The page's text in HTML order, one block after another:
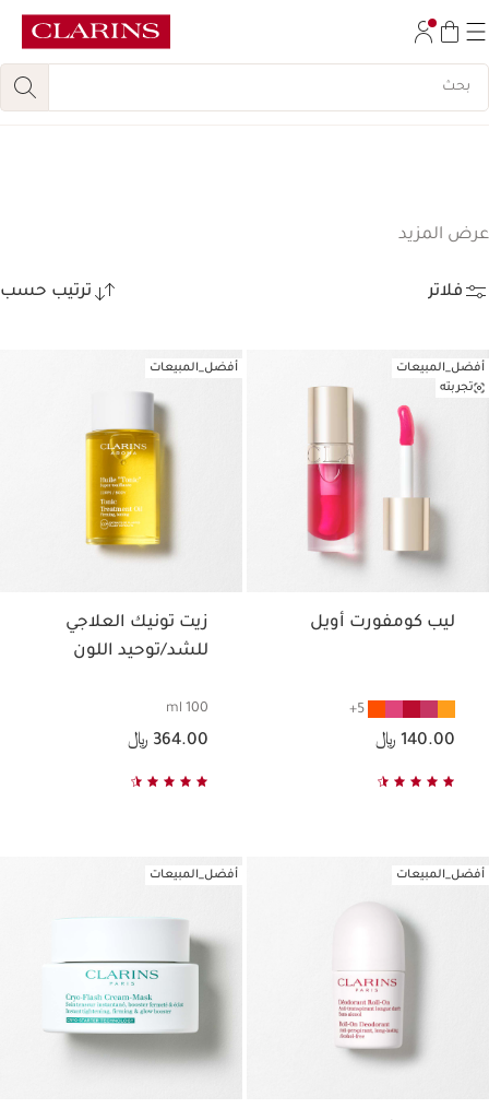
تخط إلى المحتوى
عرض المزيد
فلاتر ترتيب حسب
أفضل_المبيعات
تجربته
ليب كومفورت أويل
5
السعر الحالي هو 140.00 ﷼
140.00 ﷼
أفضل_المبيعات
زيت تونيك العلاجي
للشد/توحيد اللون
100 ml
السعر الحالي هو 364.00 ﷼
364.00 ﷼
أفضل_المبيعات أفضل_المبيعات